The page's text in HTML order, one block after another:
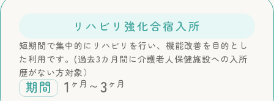
リハビリ強化合宿入所
短期間で集中的にリハビリを行い、機能改善を目的とし
た利用です。(過去3カ月間に介護老人保健施設への入所
歴がない方対象）
期間 1 ヶ月 ～3 ヶ月